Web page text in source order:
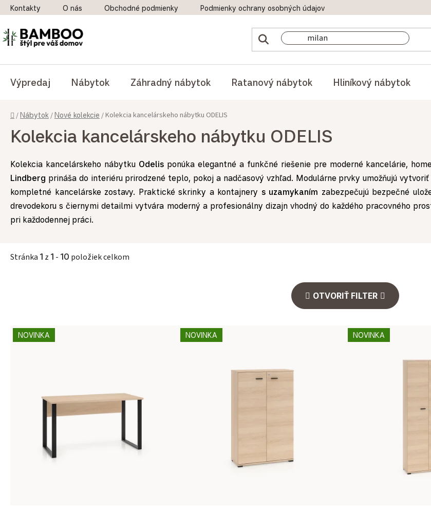
Prejsť na obsah
Kontakty O nás Obchodné podmienky Podmienky ochrany osobných údajov
Výpredaj Nábytok Záhradný nábytok Ratanový nábytok Hliníkový nábytok
Domov
/Nábytok /Nové kolekcie /Kolekcia kancelárskeho nábytku ODELIS
Kolekcia kancelárskeho nábytku ODELIS
Kolekcia kancelárskeho nábytku Odelisponúka elegantné a funkčné riešenie pre moderné kancelárie,
Lindberg prináša do interiéru prirodzené teplo, pokoj a nadčasový vzhľad. Modulárne prvky umožňujú
kompletné kancelárske zostavy. Praktické skrinky a kontajnery s uzamykaním zabezpečujú bezpečné
drevodekoru s čiernymi detailmi vytvára moderný a profesionálny dizajn vhodný do každého pracovného
pri každodennej práci.
Stránka 1 z 1 - 10 položiek celkom
OTVORIŤ FILTER
Výpis produktov
NOVINKA NOVINKA NOVINKA